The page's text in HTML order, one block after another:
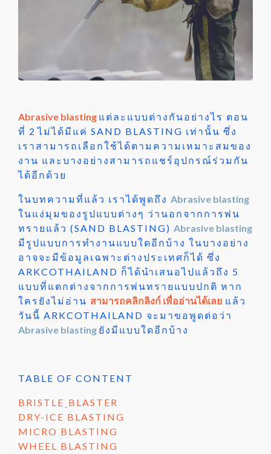
Abrasive blasting แต่ละแบบต่างกันอย่างไร ตอน
ที่ 2 ไม่ได้มีแค่ SAND BLASTING เท่านั้น ซึ่ง
เราสามารถเลือกใช้ได้ตามความเหมาะสมของ
งาน และบางอย่างสามารถแชร์อุปกรณ์ร่วมกัน
ได้อีกด้วย
ในบทความที่แล้ว เราได้พูดถึง Abrasive blasting
ในแง่มุมของรูปแบบต่างๆ ว่านอกจากการพ่น
ทรายแล้ว (SAND BLASTING) Abrasive blasting
มีรูปแบบการทำงานแบบใดอีกบ้าง ในบางอย่าง
อาจจะมีข้อมูลเฉพาะต่างประเทศก็ได้ ซึ่ง
ARKCOTHAILAND ก็ได้นำเสนอไปแล้วถึง 5
แบบที่แตกต่างจากการพ่นทรายแบบปกติ หาก
ใครยังไม่อ่าน สามารถคลิกลิงก์ เพื่ออ่านได้เลย แล้ว
วันนี้ ARKCOTHAILAND จะมาขอพูดต่อว่า
Abrasive blasting ยังมีแบบใดอีกบ้าง
TABLE OF CONTENT
BRISTLE ฺBLASTER
DRY-ICE BLASTING
MICRO BLASTING
WHEEL BLASTING